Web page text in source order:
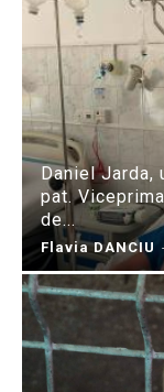
Daniel Jarda,
pat.
de...
Flavia DANCIU